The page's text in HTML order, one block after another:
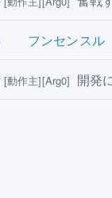
フンセンスル
[動作主][Arg0] 開発